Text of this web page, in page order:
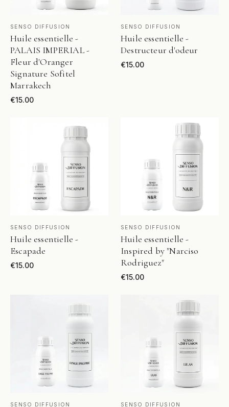
VOIR LE PRODUIT
SENSO DIFFUSION
Huile essentielle -
PALAIS IMPERIAL -
Fleur d'Oranger
Signature Sofitel
Marrakech
€15.00
VOIR LE PRODUIT
SENSO DIFFUSION
Huile essentielle -
Destructeur d'odeur
€15.00
VOIR LE PRODUIT
SENSO DIFFUSION
Huile essentielle -
Escapade
€15.00
VOIR LE PRODUIT
SENSO DIFFUSION
Huile essentielle -
Inspired by "Narciso
Rodriguez"
€15.00
VOIR LE PRODUIT
SENSO DIFFUSION VOIR LE PRODUIT
SENSO DIFFUSION